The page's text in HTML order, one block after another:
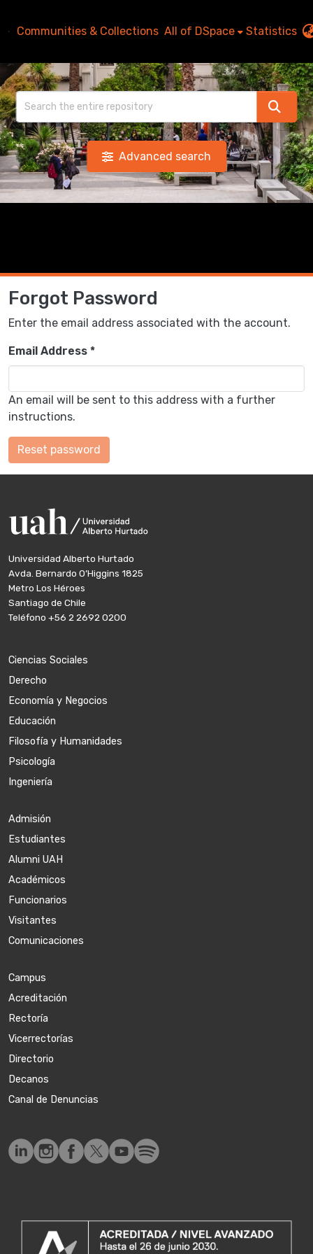
Communities & Collections All of DSpace Statistics
Advanced search
Forgot Password
Enter the email address associated with the account.
Email Address *
An email will be sent to this address with a further
instructions.
Reset password
Universidad Alberto Hurtado
Avda. Bernardo O’Higgins 1825
Metro Los Héroes
Santiago de Chile
Teléfono +56 2 2692 0200
Ciencias Sociales
Derecho
Economía y Negocios
Educación
Filosofía y Humanidades
Psicología
Ingeniería
Admisión
Estudiantes
Alumni UAH
Académicos
Funcionarios
Visitantes
Comunicaciones
Campus
Acreditación
Rectoría
Vicerrectorías
Directorio
Decanos
Canal de Denuncias